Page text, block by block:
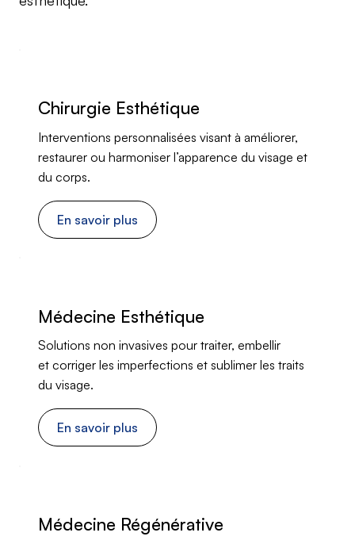
Chirurgie Esthétique
Interventions personnalisées visant à améliorer,
restaurer ou harmoniser l’apparence du visage et
du corps.
En savoir plus
Médecine Esthétique
Solutions non invasives pour traiter, embellir
et corriger les imperfections et sublimer les traits
du visage.
En savoir plus
Médecine Régénérative